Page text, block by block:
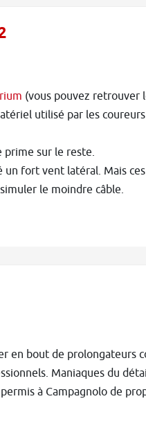
(vous pouvez retrouver
utilisé par les
prime sur le reste.
fort vent latéral. Mais
le moindre câble.
en bout de prolongateurs
Maniaques du
à Campagnolo de